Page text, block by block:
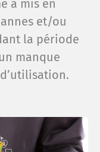
a mis en
et/ou
la période
manque